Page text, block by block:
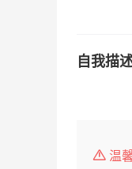
自我描
温